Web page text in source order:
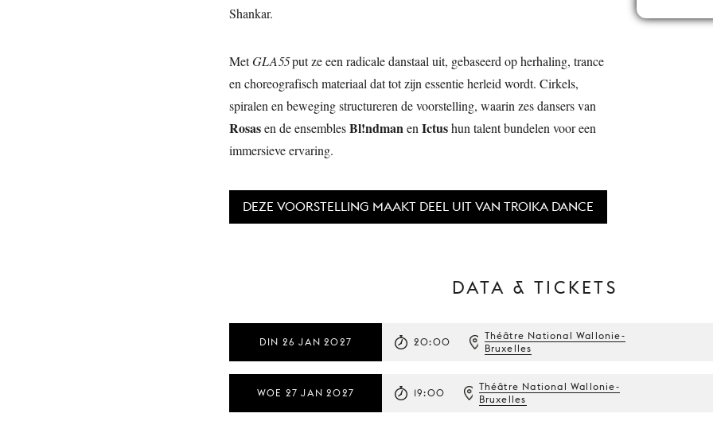
Shankar.
MetGLA55put ze een radicale danstaal uit, gebaseerd op herhaling, trance
en choreografisch materiaal dat tot zijn essentie herleid wordt. Cirkels,
spiralen en beweging structureren de voorstelling, waarin zes dansers van
Rosasen de ensemblesBl!ndmanen Ictushun talent bundelen voor een
immersieve ervaring.
DEZE VOORSTELLING MAAKT DEEL UIT VAN TROIKA DANCE
DATA & TICKETS
DIN 26 JAN 2027 20:00
Théâtre National Wallonie-
Bruxelles
WOE 27 JAN 2027 19:00
Théâtre National Wallonie-
Bruxelles